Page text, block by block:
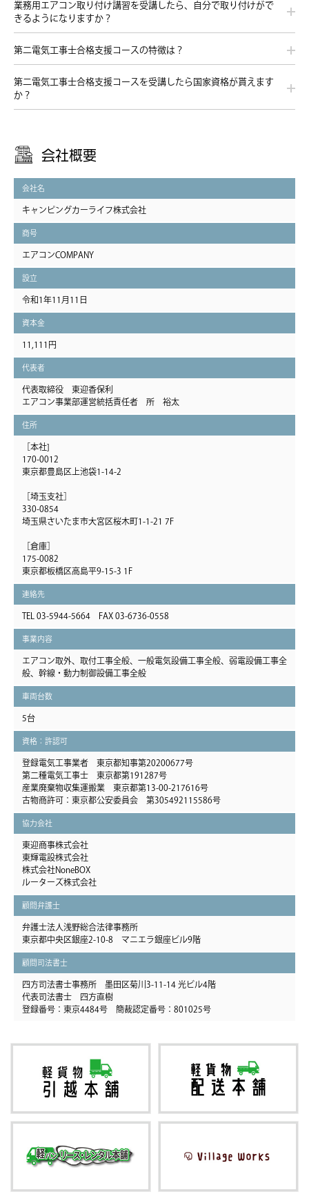
業務用エアコン取り付け講習を受講したら、自分で取り付けがで
きるようになりますか？
第二電気工事士合格支援コースの特徴は？
第二電気工事士合格支援コースを受講したら国家資格が貰えます
か？
会社概要
会社名
キャンピングカーライフ株式会社
商号
エアコンCOMPANY
設立
令和1年11月11日
資本金
11,111円
代表者
代表取締役 東迎香保利
エアコン事業部運営統括責任者 所 裕太
住所
［本社]
170-0012
東京都豊島区上池袋1-14-2
［埼玉支社］
330-0854
埼玉県さいたま市大宮区桜木町1-1-21 7F
［倉庫］
175-0082
東京都板橋区高島平9-15-3 1F
連絡先
TEL 03-5944-5664 FAX 03-6736-0558
事業内容
エアコン取外、取付工事全般、一般電気設備工事全般、弱電設備工事全
般、幹線・動力制御設備工事全般
車両台数
5台
資格：許認可
登録電気工事業者 東京都知事第20200677号
第二種電気工事士 東京都第191287号
産業廃棄物収集運搬業 東京都第13-00-217616号
古物商許可：東京都公安委員会 第305492115586号
協力会社
東迎商事株式会社
東輝電設株式会社
株式会社NoneBOX
ルーターズ株式会社
顧問弁護士
弁護士法人浅野総合法律事務所
東京都中央区銀座2-10-8 マニエラ銀座ビル9階
顧問司法書士
四方司法書士事務所 墨田区菊川3-11-14 光ビル4階
代表司法書士 四方直樹
登録番号：東京4484号 簡裁認定番号：801025号